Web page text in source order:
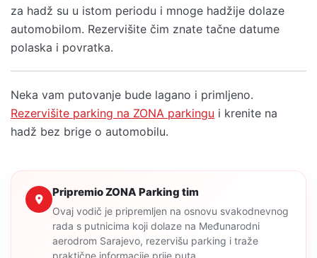
za hadž su u istom periodu i mnoge hadžije dolaze
automobilom. Rezervišite čim znate tačne datume
polaska i povratka.
Neka vam putovanje bude lagano i primljeno.
Rezervišite parking na ZONA parkingu i krenite na
hadž bez brige o automobilu.
Pripremio ZONA Parking tim
Ovaj vodič je pripremljen na osnovu svakodnevnog
rada s putnicima koji dolaze na Međunarodni
aerodrom Sarajevo, rezervišu parking i traže
praktične informacije prije puta.